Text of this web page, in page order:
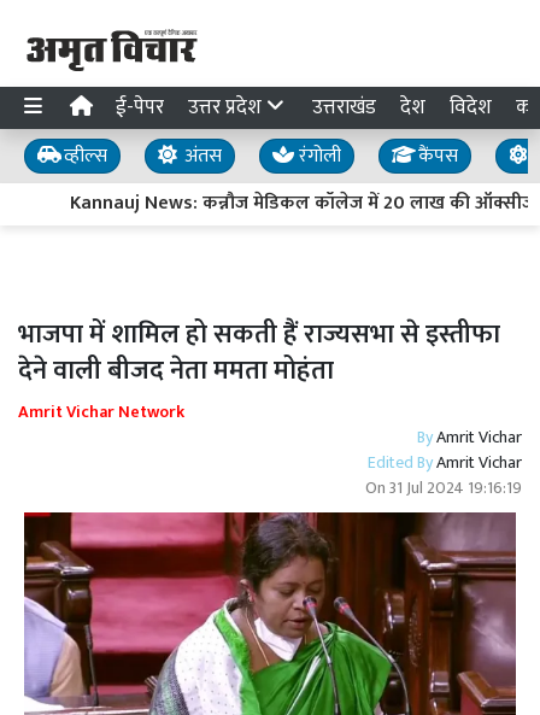
ई-पेपर उत्तर प्रदेश उत्तराखंड देश विदेश
व्हील्स अंतस रंगोली कैंपस
Kannauj News: कन्नौज मेडिकल कॉलेज में 20 लाख की ऑक्सीजन
भाजपा में शामिल हो सकती हैं राज्यसभा से इस्तीफा
देने वाली बीजद नेता ममता मोहंता
Amrit Vichar Network
ByAmrit Vichar
Edited ByAmrit Vichar
On31 Jul 2024 19:16:19